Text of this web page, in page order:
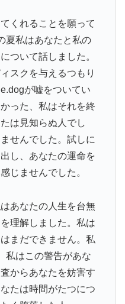
くれることを願って
夏私はあなたと私の
ついて話しました。
スクを与えるつもり
が嘘をついてい
った、私はそれを終
は見知らぬ人でし
せんでした。試しに
し、あなたの運命を
じませんでした。
あなたの人生を台無
理解しました。私は
まだできません。私
私はこの警告があな
からあなたを妨害す
たは時間がたつにつ